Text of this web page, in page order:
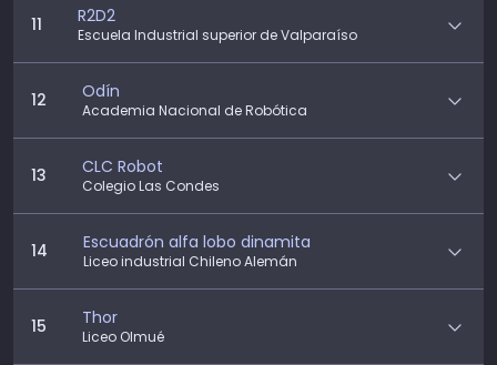
11 R2D2
Escuela Industrial superior de Valparaíso
12 Odín
Academia Nacional de Robótica
13 CLC Robot
Colegio Las Condes
14 Escuadrón alfa lobo dinamita
Liceo industrial Chileno Alemán
15 Thor
Liceo Olmué